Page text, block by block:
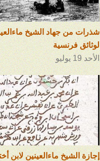
شذرات من جهاد الشيخ
لوثائق فرنسية
الأحد 19 يوليو
إجازة الشيخ ماءالعينين لابن